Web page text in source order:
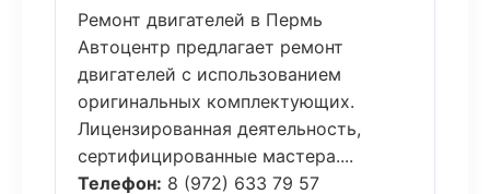
Ремонт двигателей в Пермь
Автоцентр предлагает ремонт
двигателей с использованием
оригинальных комплектующих.
Лицензированная деятельность,
сертифицированные мастера....
Телефон: 8 (972) 633 79 57